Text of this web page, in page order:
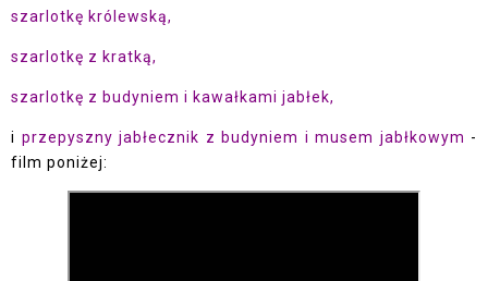
szarlotkę królewską,
szarlotkę z kratką,
szarlotkę z budyniem i kawałkami jabłek,
i przepyszny jabłecznik z budyniem i musem jabłkowym -
film poniżej: